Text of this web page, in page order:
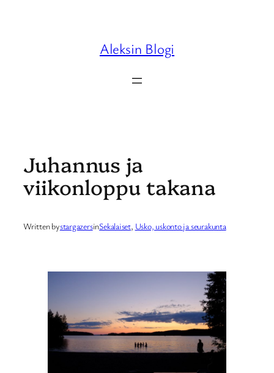
Aleksin Blogi
Juhannus ja
viikonloppu takana
Written bystargazersinSekalaiset, Usko, uskonto ja seurakunta